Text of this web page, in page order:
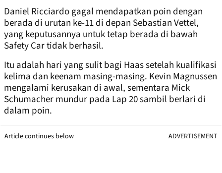
Daniel Ricciardo gagal mendapatkan poin dengan
berada di urutan ke-11 di depan Sebastian Vettel,
yang keputusannya untuk tetap berada di bawah
Safety Car tidak berhasil.
Itu adalah hari yang sulit bagi Haas setelah kualifikasi
kelima dan keenam masing-masing. Kevin Magnussen
mengalami kerusakan di awal, sementara Mick
Schumacher mundur pada Lap 20 sambil berlari di
dalam poin.
Article continues below ADVERTISEMENT